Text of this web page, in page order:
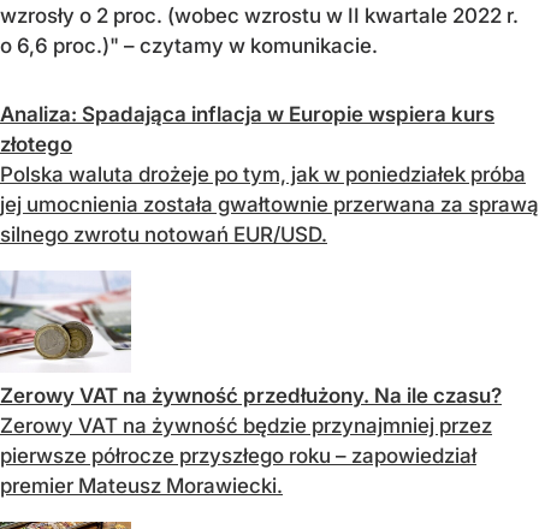
wzrosły o 2 proc. (wobec wzrostu w II kwartale 2022 r.
o 6,6 proc.)" – czytamy w komunikacie.
Analiza: Spadająca inflacja w Europie wspiera kurs
złotego
Polska waluta drożeje po tym, jak w poniedziałek próba
jej umocnienia została gwałtownie przerwana za sprawą
silnego zwrotu notowań EUR/USD.
Zerowy VAT na żywność przedłużony. Na ile czasu?
Zerowy VAT na żywność będzie przynajmniej przez
pierwsze półrocze przyszłego roku – zapowiedział
premier Mateusz Morawiecki.